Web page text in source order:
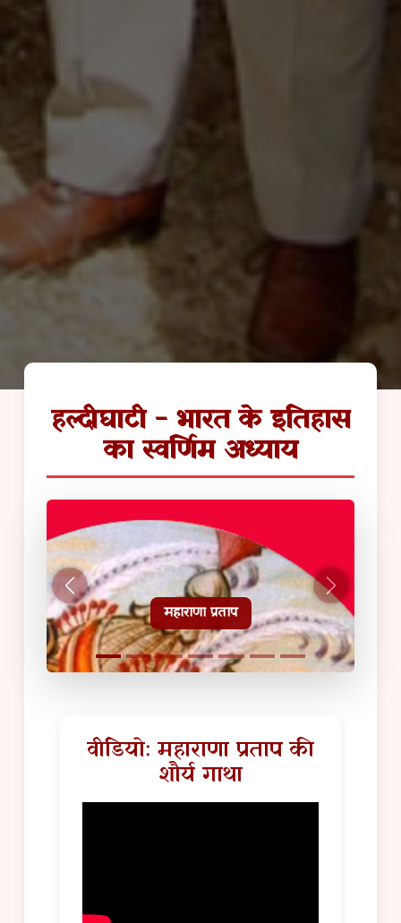
हल्दीघाटी - भारत के इतिहास
का स्वर्णिम अध्याय
हल्दीघाटी टूरिस्ट गाइड
वीडियो: महाराणा प्रताप की
शौर्य गाथा